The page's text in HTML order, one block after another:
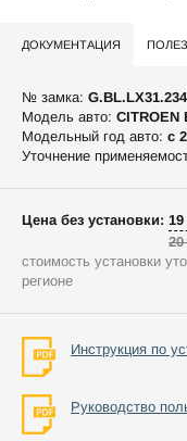
ДОКУМЕНТАЦИЯ
№ замка:
Модель авто: CITROEN
Модельный год авто: c
Уточнение
Цена без установки: 19
20
стоимость установки
регионе
Инструкция по
Руководство